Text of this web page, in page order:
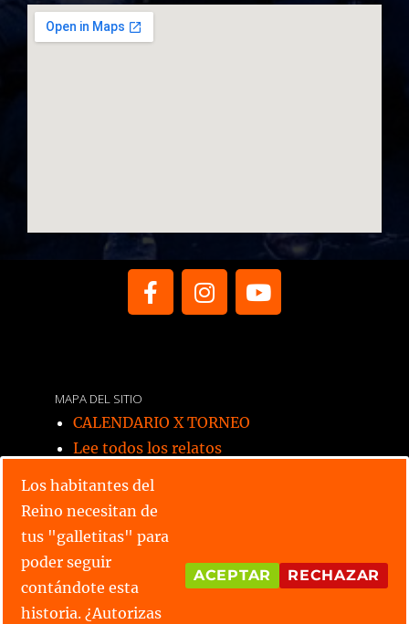
MAPA DEL SITIO
CALENDARIO X TORNEO
Lee todos los relatos
Los habitantes del
Reino necesitan de
tus "galletitas" para
poder seguir
contándote esta
historia. ¿Autorizas
ACEPTAR RECHAZAR